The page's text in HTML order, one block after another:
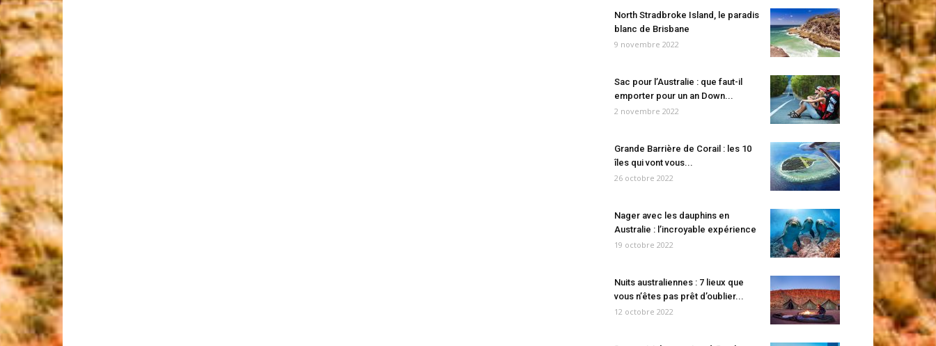
North Stradbroke Island, le paradis
blanc de Brisbane
9 novembre 2022
Sac pour l’Australie : que faut-il
emporter pour un an Down...
2 novembre 2022
Grande Barrière de Corail : les 10
îles qui vont vous...
26 octobre 2022
Nager avec les dauphins en
Australie : l’incroyable expérience
19 octobre 2022
Nuits australiennes : 7 lieux que
vous n’êtes pas prêt d’oublier...
12 octobre 2022